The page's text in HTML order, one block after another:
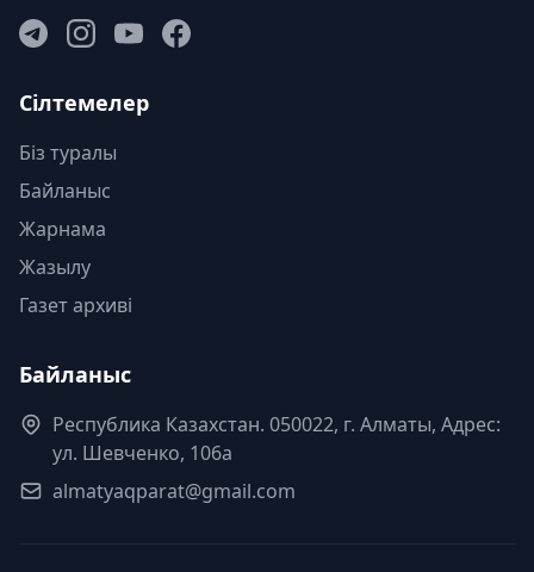
Сілтемелер
Біз туралы
Байланыс
Жарнама
Жазылу
Газет архиві
Байланыс
Республика Казахстан. 050022, г. Алматы, Адрес:
ул. Шевченко, 106а
almatyaqparat@gmail.com